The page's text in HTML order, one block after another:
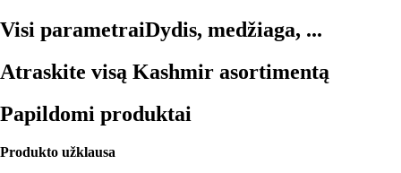
Visi parametraiDydis, medžiaga, ...
Atraskite visą Kashmir asortimentą
Papildomi produktai
Produkto užklausa